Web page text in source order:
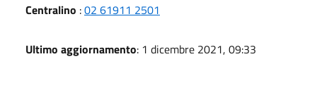
Centralino :02 61911 2501
Ultimo aggiornamento: 1 dicembre 2021, 09:33